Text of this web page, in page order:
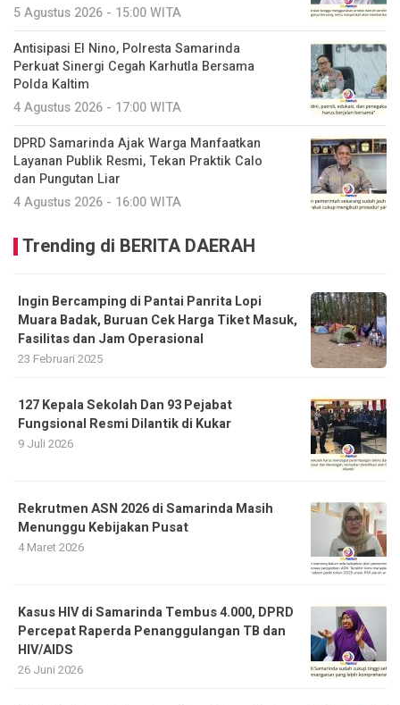
5 Agustus 2026 - 15:00 WITA
Antisipasi El Nino, Polresta Samarinda
Perkuat Sinergi Cegah Karhutla Bersama
Polda Kaltim
4 Agustus 2026 - 17:00 WITA
DPRD Samarinda Ajak Warga Manfaatkan
Layanan Publik Resmi, Tekan Praktik Calo
dan Pungutan Liar
4 Agustus 2026 - 16:00 WITA
Trending di BERITA DAERAH
Ingin Bercamping di Pantai Panrita Lopi
Muara Badak, Buruan Cek Harga Tiket Masuk,
Fasilitas dan Jam Operasional
23 Februari 2025
127 Kepala Sekolah Dan 93 Pejabat
Fungsional Resmi Dilantik di Kukar
9 Juli 2026
Rekrutmen ASN 2026 di Samarinda Masih
Menunggu Kebijakan Pusat
4 Maret 2026
Kasus HIV di Samarinda Tembus 4.000, DPRD
Percepat Raperda Penanggulangan TB dan
HIV/AIDS
26 Juni 2026